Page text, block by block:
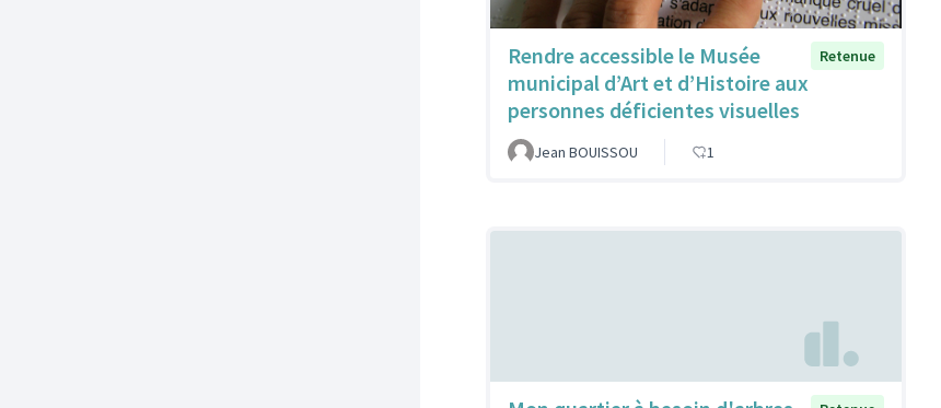
Rendre accessible le Musée
municipal d’Art et d’Histoire aux
personnes déficientes visuelles
Retenue
Jean BOUISSOU 1